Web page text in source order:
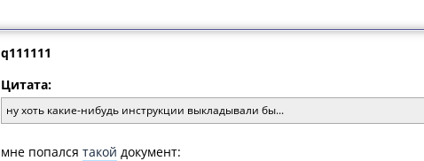
q111111
Цитата:
ну хоть какие-нибудь инструкции выкладывали бы...
мне попался такой документ: